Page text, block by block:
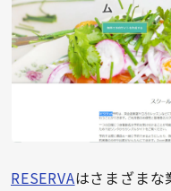
RESERVAはさまざま